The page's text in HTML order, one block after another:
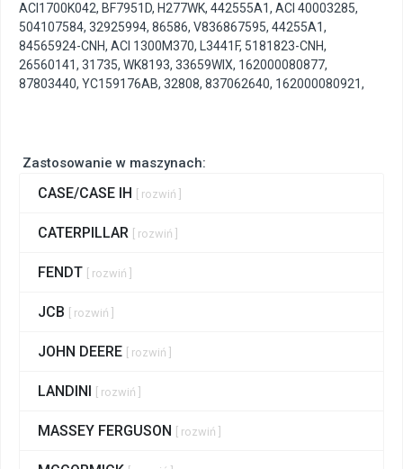
Zastosowanie w maszynach:
CASE/CASE IH [ rozwiń ]
CATERPILLAR [ rozwiń ]
FENDT [ rozwiń ]
JCB [ rozwiń ]
JOHN DEERE [ rozwiń ]
LANDINI [ rozwiń ]
MASSEY FERGUSON [ rozwiń ]
ACI1700K042, BF7951D, H277WK, 442555A1, ACI 40003285,
504107584, 32925994, 86586, V836867595, 44255A1,
84565924-CNH, ACI 1300M370, L3441F, 5181823-CNH,
26560141, 31735, WK8193, 33659WIX, 162000080877,
87803440, YC159176AB, 32808, 837062640, 162000080921,